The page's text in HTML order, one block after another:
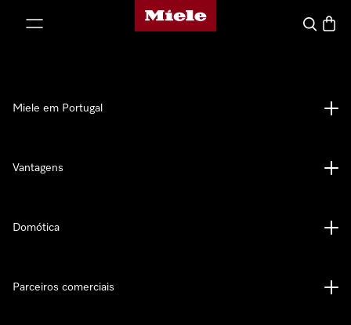
Página principal da Miele
Pesquisa
Miele em Portugal
Vantagens
Domótica
Parceiros comerciais